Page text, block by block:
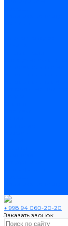
+ 998 94 060-20-20
Заказать звонок